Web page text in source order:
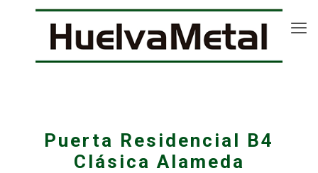
Puerta Residencial B4
Clásica Alameda